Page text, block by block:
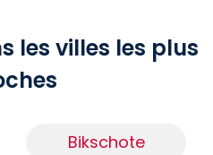
les villes les plus
Bikschote